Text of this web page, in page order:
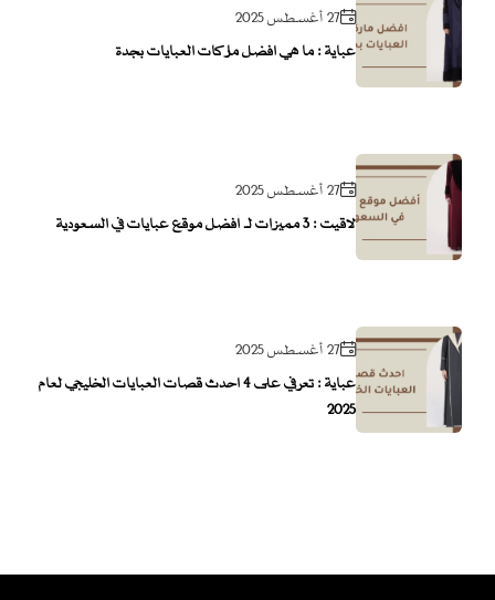
27 أغسطس 2025
عباية : ما هي افضل ماركات العبايات بجدة
27 أغسطس 2025
لاقيت : 3 مميزات لـ أفضل موقع عبايات في السعودية
27 أغسطس 2025
عباية : تعرفي على 4 احدث قصات العبايات الخليجي لعام
2025